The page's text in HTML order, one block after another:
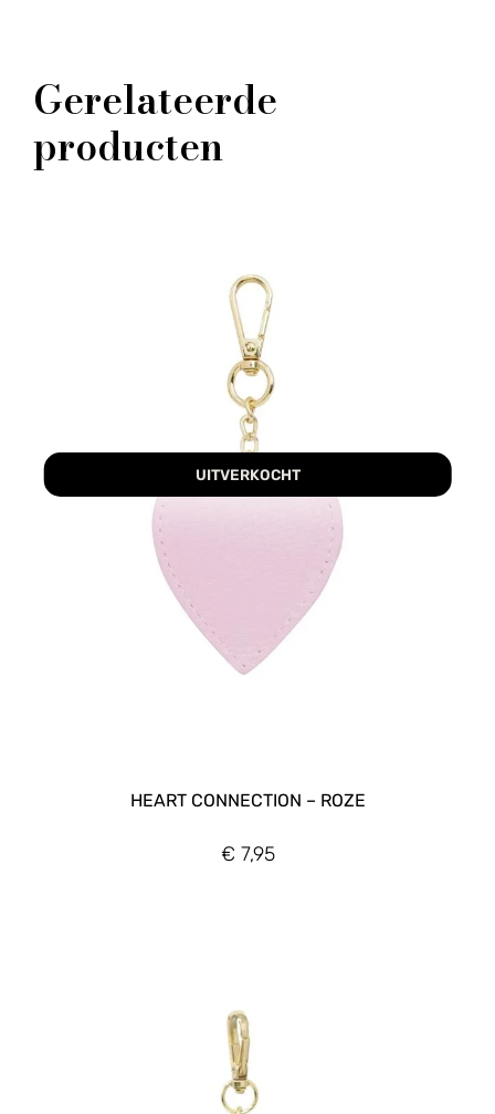
Gerelateerde
producten
UITVERKOCHT
HEART CONNECTION – ROZE
€ 7,95